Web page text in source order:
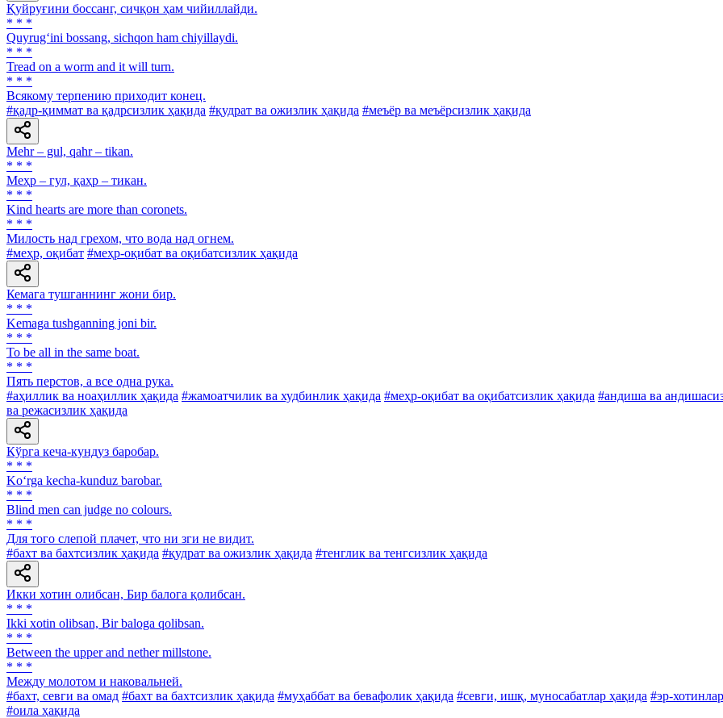
Қуйруғини боссанг, сичқон ҳам чийиллайди.
* * *
Quyrug‘ini bossang, sichqon ham chiyillaydi.
* * *
Tread on a worm and it will turn.
* * *
Всякому терпению приходит конец.
#қадр-қиммат ва қадрсизлик ҳақида #қудрат ва ожизлик ҳақида #меъёр ва меъёрсизлик ҳақида
Mehr – gul, qahr – tikan.
* * *
Меҳр – гул, қаҳр – тикан.
* * *
Kind hearts are more than coronets.
* * *
Милость над грехом, что вода над огнем.
#меҳр, оқибат #меҳр-оқибат ва оқибатсизлик ҳақида
Кемага тушганнинг жони бир.
* * *
Kemaga tushganning joni bir.
* * *
To be all in the same boat.
* * *
Пять перстов, а все одна рука.
#аҳиллик ва ноаҳиллик ҳақида #жамоатчилик ва худбинлик ҳақида #меҳр-оқибат ва оқибатсизлик ҳақида #андиша ва
ва режасизлик ҳақида
Кўрга кеча-кундуз баробар.
* * *
Ko‘rga kecha-kunduz barobar.
* * *
Blind men can judge no colours.
* * *
Для того слепой плачет, что ни зги не видит.
#бахт ва бахтсизлик ҳақида #қудрат ва ожизлик ҳақида #тенглик ва тенгсизлик ҳақида
Икки хотин олибсан, Бир балога қолибсан.
* * *
Ikki xotin olibsan, Bir baloga qolibsan.
* * *
Between the upper and nether millstone.
* * *
Между молотом и наковальней.
#бахт, севги ва омад #бахт ва бахтсизлик ҳақида #муҳаббат ва бевафолик ҳақида #севги, ишқ, муносабатлар ҳақида #эр-
#оила ҳақида